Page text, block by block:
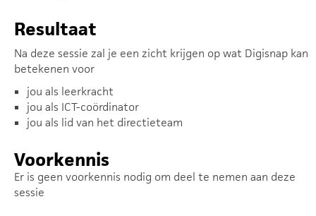
Resultaat
Na deze sessie zal je een zicht krijgen op wat Digisnap kan
betekenen voor
jou als leerkracht
jou als ICT-coördinator
jou als lid van het directieteam
Voorkennis
Er is geen voorkennis nodig om deel te nemen aan deze
sessie